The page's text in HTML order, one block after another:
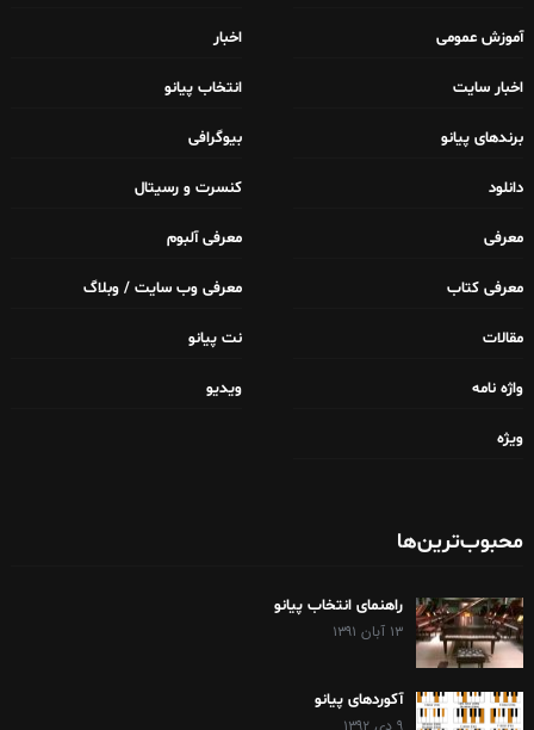
آموزش عمومی اخبار
اخبار سایت انتخاب پیانو
برندهای پیانو بیوگرافی
دانلود کنسرت و رسیتال
معرفی معرفی آلبوم
معرفی کتاب معرفی وب سایت / وبلاگ
مقالات نت پیانو
واژه نامه ویدیو
ویژه
محبوب‌ترین‌ها
راهنمای انتخاب پیانو
۱۳ آبان ۱۳۹۱
آکوردهای پیانو